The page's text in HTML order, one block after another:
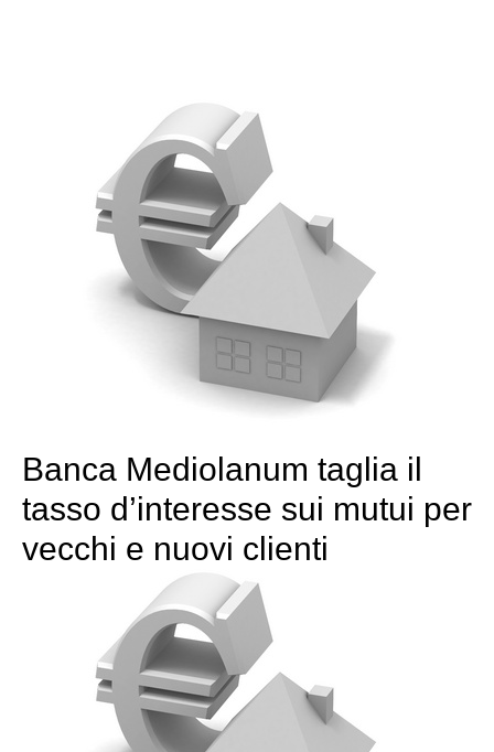
Banca Mediolanum taglia il
tasso d’interesse sui mutui per
vecchi e nuovi clienti